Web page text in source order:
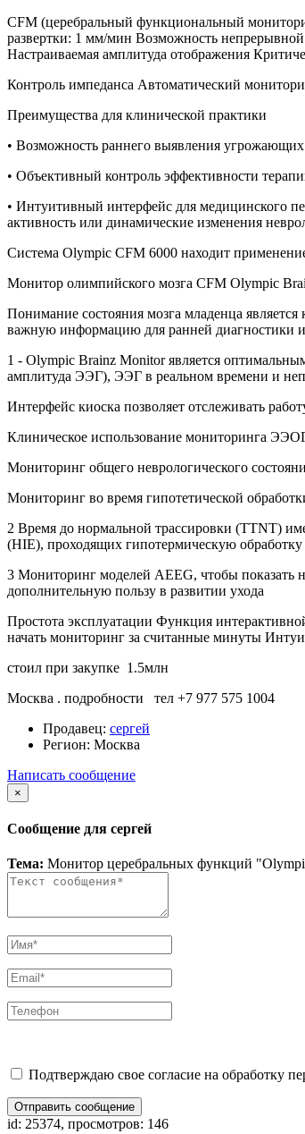
CFM (церебральный функциональный
развертки: 1 мм/мин Возможность
Настраиваемая амплитуда отображения
Контроль импеданса Автоматический
Преимущества для клинической практики
• Возможность раннего выявления
• Объективный контроль эффективности
• Интуитивный интерфейс для медицинского
активность или динамические изменения
Система Olympic CFM 6000 находит
Монитор олимпийского мозга CFM Olympic
Понимание состояния мозга младенца
важную информацию для ранней диагностики
1 - Olympic Brainz Monitor является
амплитуда ЭЭГ), ЭЭГ в реальном времени и
Интерфейс киоска позволяет отслеживать
Клиническое использование мониторинга
Мониторинг общего неврологического
Мониторинг во время гипотетической
2 Время до нормальной трассировки (TTNT)
(HIE), проходящих гипотермическую обработку
3 Мониторинг моделей AEEG, чтобы показать
дополнительную пользу в развитии ухода
Простота эксплуатации Функция
начать мониторинг за считанные минуты
стоил при закупке 1.5млн
Москва . подробности тел +7 977 575 1004
Продавец: сергей
Регион: Москва
Написать сообщение
×
Сообщение для сергей
Тема: Монитор церебральных функций
Подтверждаю свое согласие на обработку
Отправить сообщение
id: 25374, просмотров: 146